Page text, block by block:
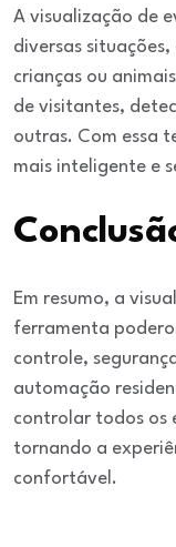
A visualização de
diversas
crianças ou
de visitantes,
outras. Com essa
mais inteligente e
Em resumo, a
ferramenta
controle,
automação
controlar todos os
tornando a
confortável.